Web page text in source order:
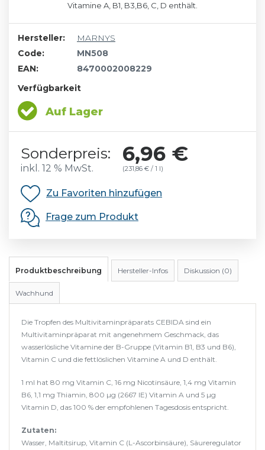
Vitamine A, B1, B3,B6, C, D enthält.
Hersteller:
MARNYS
Code:
MN508
EAN:
8470002008229
Verfügbarkeit
Auf Lager
Sonderpreis: 6,96 €
inkl. 12 % MwSt. (231,86 € / 1 l)
Zu Favoriten hinzufügen
Frage zum Produkt
Produktbeschreibung Hersteller-Infos Diskussion (0)
Wachhund
Die Tropfen des Multivitaminpräparats CEBIDA sind ein
Multivitaminpräparat mit angenehmem Geschmack, das
wasserlösliche Vitamine der B-Gruppe (Vitamin B1, B3 und B6),
Vitamin C und die fettlöslichen Vitamine A und D enthält.
1 ml hat 80 mg Vitamin C, 16 mg Nicotinsäure, 1,4 mg Vitamin
B6, 1,1 mg Thiamin, 800 µg (2667 IE) Vitamin A und 5 µg
Vitamin D, das 100 % der empfohlenen Tagesdosis entspricht.
Zutaten:
Wasser, Maltitsirup, Vitamin C (L-Ascorbinsäure), Säureregulator